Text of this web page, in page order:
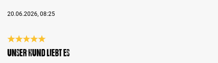
20.06.2026, 08:25
Review with rating of 5 out of 5 stars
Unser Hund liebt es